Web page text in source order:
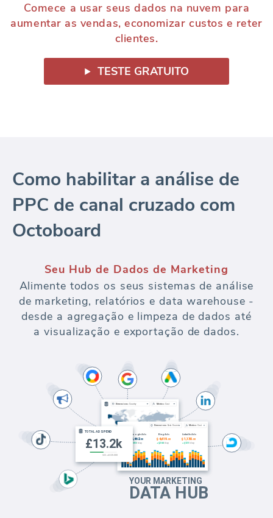
Comece a usar seus dados na nuvem para
aumentar as vendas, economizar custos e reter
clientes.
TESTE GRATUITO
Como habilitar a análise de
PPC de canal cruzado com
Octoboard
Seu Hub de Dados de Marketing
Alimente todos os seus sistemas de análise
de marketing, relatórios e data warehouse -
desde a agregação e limpeza de dados até
a visualização e exportação de dados.